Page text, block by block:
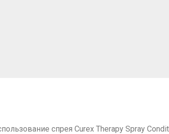
спрея Curex Therapy Spray